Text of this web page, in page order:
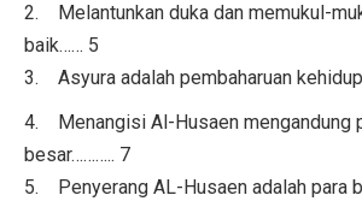
2. Melantunkan duka dan memukul-
baik…… 5
3. Asyura adalah pembaharuan
4. Menangisi Al-Husaen mengandung
besar……….. 7
5. Penyerang AL-Husaen adalah para